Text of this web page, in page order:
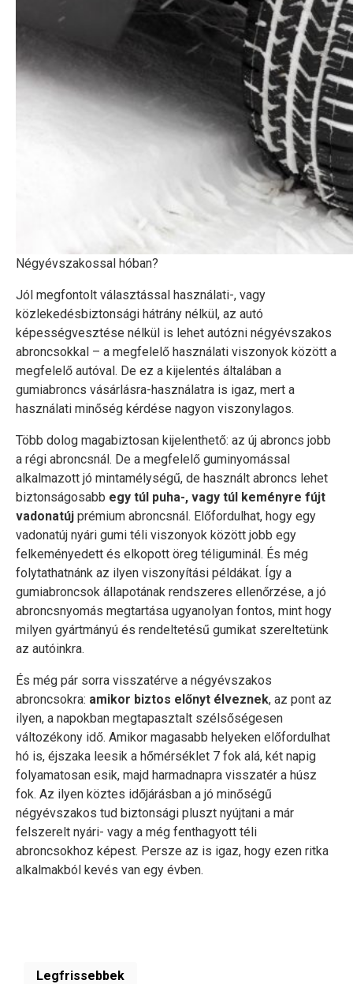
Négyévszakossal hóban?
Jól megfontolt választással használati-, vagy
közlekedésbiztonsági hátrány nélkül, az autó
képességvesztése nélkül is lehet autózni négyévszakos
abroncsokkal – a megfelelő használati viszonyok között a
megfelelő autóval. De ez a kijelentés általában a
gumiabroncs vásárlásra-használatra is igaz, mert a
használati minőség kérdése nagyon viszonylagos.
Több dolog magabiztosan kijelenthető: az új abroncs jobb
a régi abroncsnál. De a megfelelő guminyomással
alkalmazott jó mintamélységű, de használt abroncs lehet
biztonságosabb egy túl puha-, vagy túl keményre fújt
vadonatúj prémium abroncsnál. Előfordulhat, hogy egy
vadonatúj nyári gumi téli viszonyok között jobb egy
felkeményedett és elkopott öreg téliguminál. És még
folytathatnánk az ilyen viszonyítási példákat. Így a
gumiabroncsok állapotának rendszeres ellenőrzése, a jó
abroncsnyomás megtartása ugyanolyan fontos, mint hogy
milyen gyártmányú és rendeltetésű gumikat szereltetünk
az autóinkra.
És még pár sorra visszatérve a négyévszakos
abroncsokra: amikor biztos előnyt élveznek, az pont az
ilyen, a napokban megtapasztalt szélsőségesen
változékony idő. Amikor magasabb helyeken előfordulhat
hó is, éjszaka leesik a hőmérséklet 7 fok alá, két napig
folyamatosan esik, majd harmadnapra visszatér a húsz
fok. Az ilyen köztes időjárásban a jó minőségű
négyévszakos tud biztonsági pluszt nyújtani a már
felszerelt nyári- vagy a még fenthagyott téli
abroncsokhoz képest. Persze az is igaz, hogy ezen ritka
alkalmakból kevés van egy évben.
Legfrissebbek